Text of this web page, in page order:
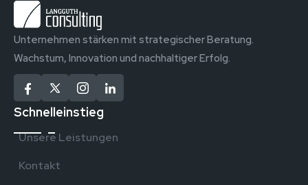
Unternehmen stärken mit strategischer Beratung.
Wachstum, Innovation und nachhaltiger Erfolg.
Schnelleinstieg
Unsere Leistungen
Kontakt